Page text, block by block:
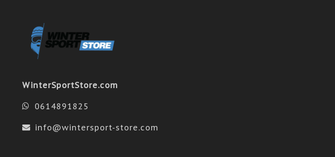
WinterSportStore.com
0614891825
info@wintersport-store.com